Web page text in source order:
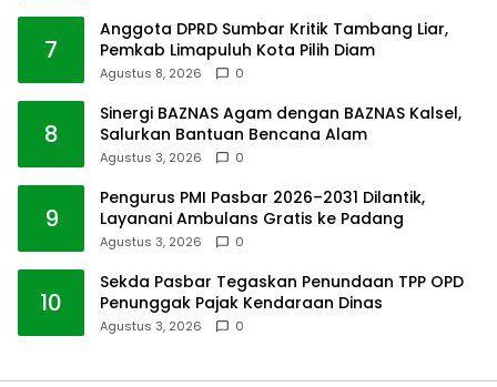
7
Anggota DPRD Sumbar Kritik Tambang Liar,
Pemkab Limapuluh Kota Pilih Diam
Agustus 8, 2026 0
8
Sinergi BAZNAS Agam dengan BAZNAS Kalsel,
Salurkan Bantuan Bencana Alam
Agustus 3, 2026 0
9
Pengurus PMI Pasbar 2026–2031 Dilantik,
Layanani Ambulans Gratis ke Padang
Agustus 3, 2026 0
10
Sekda Pasbar Tegaskan Penundaan TPP OPD
Penunggak Pajak Kendaraan Dinas
Agustus 3, 2026 0